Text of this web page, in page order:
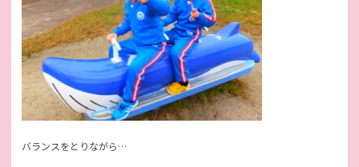
バランスをとりながら…